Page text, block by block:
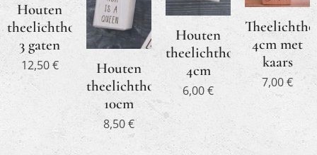
Houten
theelichthouder
3 gaten
12,50€
Houten
theelichthouder
10cm
8,50€
Houten
theelichthouder
4cm
6,00€
4cm met
kaars
7,00€